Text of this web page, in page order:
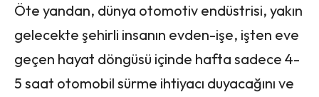
Öte yandan, dünya otomotiv endüstrisi, yakın
gelecekte şehirli insanın evden-işe, işten eve
geçen hayat döngüsü içinde hafta sadece 4-
5 saat otomobil sürme ihtiyacı duyacağını ve